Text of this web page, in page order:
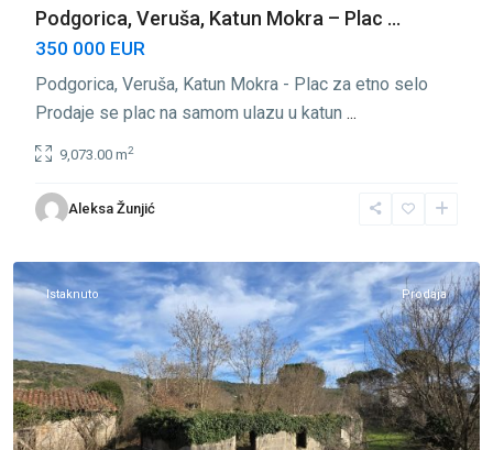
Podgorica, Veruša, Katun Mokra – Plac ...
350 000 EUR
Podgorica, Veruša, Katun Mokra - Plac za etno selo
Prodaje se plac na samom ulazu u katun ...
9,073.00 m2
Aleksa Žunjić
Donji
Grbalj,
Istaknuto Prodaja